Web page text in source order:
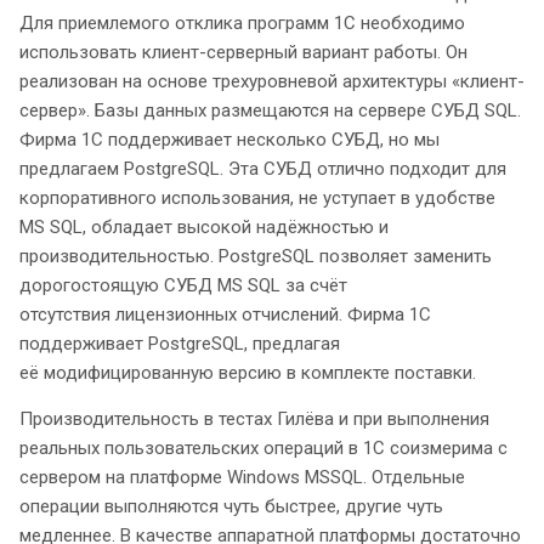
Для приемлемого отклика программ 1С необходимо
использовать клиент-серверный вариант работы. Он
реализован на основе трехуровневой архитектуры «клиент-
сервер». Базы данных размещаются на сервере СУБД SQL.
Фирма 1С поддерживает несколько СУБД, но мы
предлагаем PostgreSQL. Эта СУБД отлично подходит для
корпоративного использования, не уступает в удобстве
MS SQL, обладает высокой надёжностью и
производительностью. PostgreSQL позволяет заменить
дорогостоящую СУБД MS SQL за счёт
отсутствия лицензионных отчислений. Фирма 1С
поддерживает PostgreSQL, предлагая
её модифицированную версию в комплекте поставки.
Производительность в тестах Гилёва и при выполнения
реальных пользовательских операций в 1С соизмерима с
сервером на платформе Windows MSSQL. Отдельные
операции выполняются чуть быстрее, другие чуть
медленнее. В качестве аппаратной платформы достаточно